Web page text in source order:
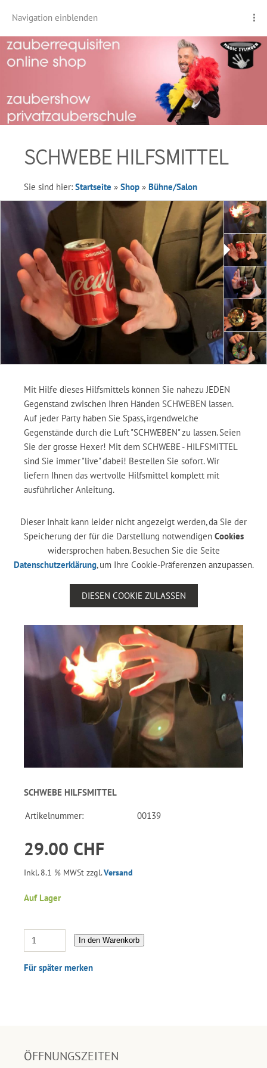
Navigation einblenden
SCHWEBE HILFSMITTEL
Sie sind hier: Startseite » Shop » Bühne/Salon
Mit Hilfe dieses Hilfsmittels können Sie nahezu JEDEN
Gegenstand zwischen Ihren Händen SCHWEBEN lassen.
Auf jeder Party haben Sie Spass, irgendwelche
Gegenstände durch die Luft "SCHWEBEN" zu lassen. Seien
Sie der grosse Hexer! Mit dem SCHWEBE - HILFSMITTEL
sind Sie immer "live" dabei! Bestellen Sie sofort. Wir
liefern Ihnen das wertvolle Hilfsmittel komplett mit
ausführlicher Anleitung.
Dieser Inhalt kann leider nicht angezeigt werden, da Sie der
Speicherung der für die Darstellung notwendigen Cookies
widersprochen haben. Besuchen Sie die Seite
Datenschutzerklärung, um Ihre Cookie-Präferenzen anzupassen.
DIESEN COOKIE ZULASSEN
SCHWEBE HILFSMITTEL
Artikelnummer: 00139
29.00 CHF
Inkl. 8.1 % MWSt zzgl.Versand
Auf Lager
In den Warenkorb
Für später merken
ÖFFNUNGSZEITEN